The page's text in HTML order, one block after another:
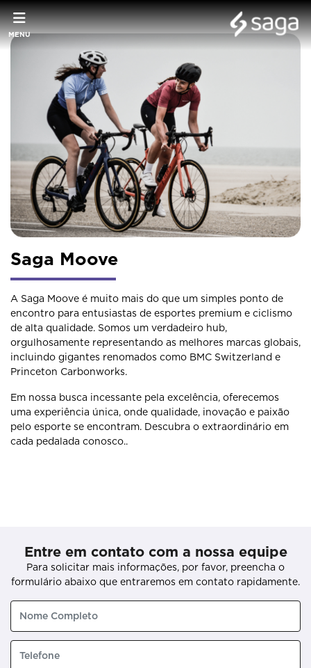
MENU
Saga Moove
A Saga Moove é muito mais do que um simples ponto de
encontro para entusiastas de esportes premium e ciclismo
de alta qualidade. Somos um verdadeiro hub,
orgulhosamente representando as melhores marcas globais,
incluindo gigantes renomados como BMC Switzerland e
Princeton Carbonworks.
Em nossa busca incessante pela excelência, oferecemos
uma experiência única, onde qualidade, inovação e paixão
pelo esporte se encontram. Descubra o extraordinário em
cada pedalada conosco..
Entre em contato com a nossa equipe
Para solicitar mais informações, por favor, preencha o
formulário abaixo que entraremos em contato rapidamente.